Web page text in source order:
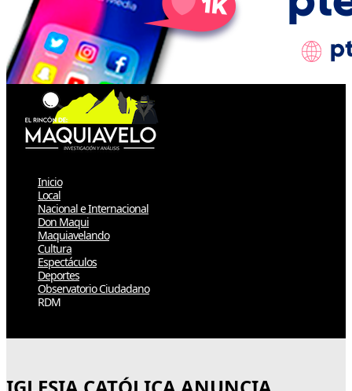
Inicio
Local
Nacional e Internacional
Don Maqui
Maquiavelando
Cultura
Espectáculos
Deportes
Observatorio Ciudadano
RDM